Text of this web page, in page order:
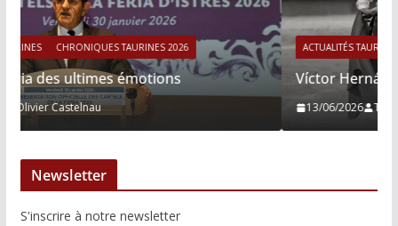
ACTUALITÉS TAURINES CHRONIQUES TAURINES 2026
Víctor Hernández : le courage immobile
13/06/2026
Newsletter
S'inscrire à notre newsletter